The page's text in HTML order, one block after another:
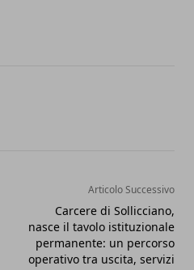
Articolo Successivo
Carcere di Sollicciano,
nasce il tavolo istituzionale
permanente: un percorso
operativo tra uscita, servizi